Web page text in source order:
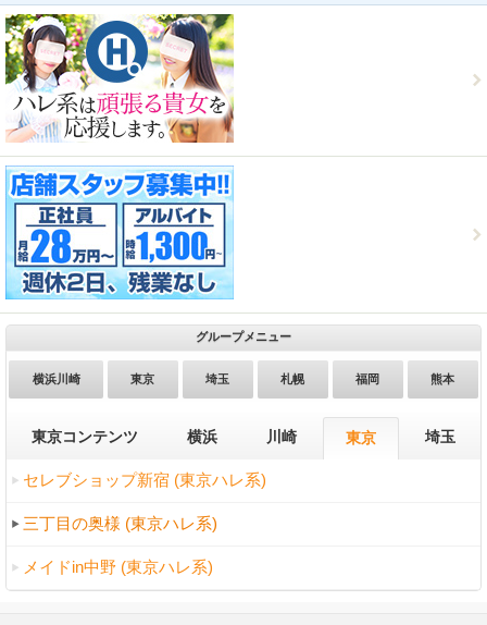
グループメニュー
横浜川崎 東京 埼玉 札幌 福岡 熊本
東京コンテンツ 横浜 川崎 東京 埼玉
セレブショップ新宿 (東京ハレ系)
三丁目の奥様 (東京ハレ系)
メイドin中野 (東京ハレ系)